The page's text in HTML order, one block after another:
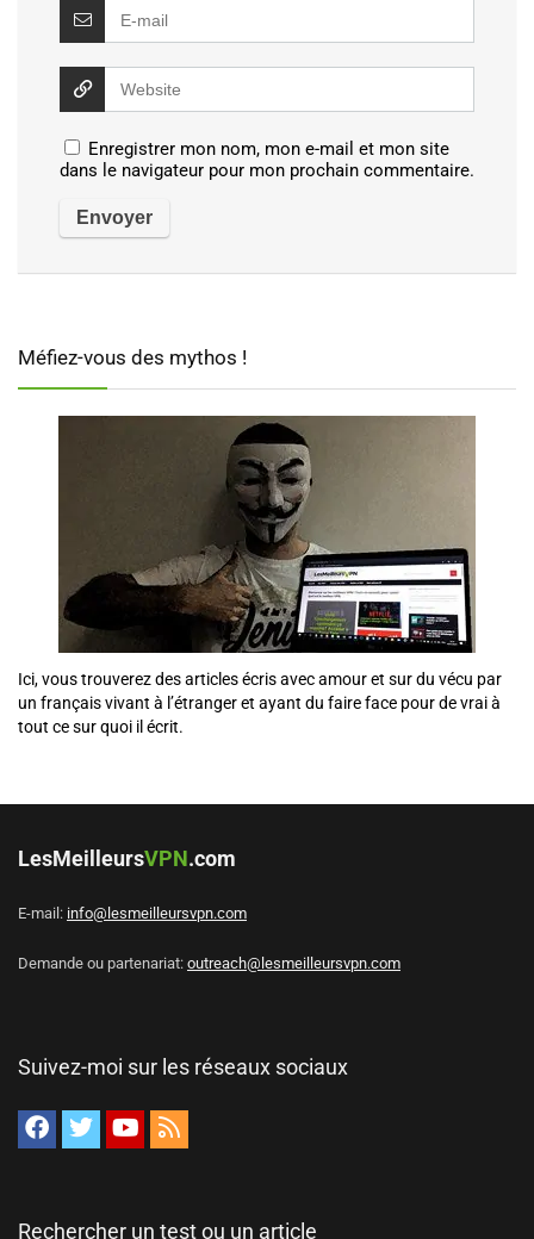
Enregistrer mon nom, mon e-mail et mon site
dans le navigateur pour mon prochain commentaire.
Méfiez-vous des mythos !
Ici, vous trouverez des articles écris avec amour et sur du vécu par
un français vivant à l’étranger et ayant du faire face pour de vrai à
tout ce sur quoi il écrit.
LesMeilleursVPN.com
E-mail: info@lesmeilleursvpn.com
Demande ou partenariat: outreach@lesmeilleursvpn.com
Suivez-moi sur les réseaux sociaux
Rechercher un test ou un article